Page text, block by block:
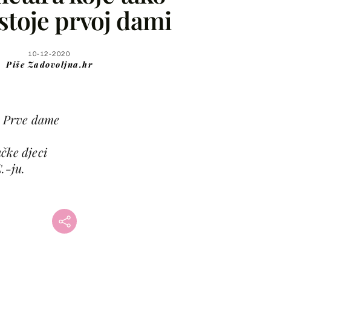
prvoj dami
10-12-2020
Piše Zadovoljna.hr
dame
djeci
ju.